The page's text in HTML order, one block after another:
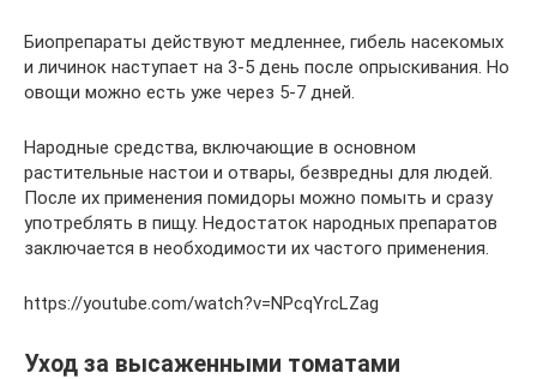
Биопрепараты действуют медленнее, гибель насекомых
и личинок наступает на 3-5 день после опрыскивания. Но
овощи можно есть уже через 5-7 дней.
Народные средства, включающие в основном
растительные настои и отвары, безвредны для людей.
После их применения помидоры можно помыть и сразу
употреблять в пищу. Недостаток народных препаратов
заключается в необходимости их частого применения.
https://youtube.com/watch?v=NPcqYrcLZag
Уход за высаженными томатами